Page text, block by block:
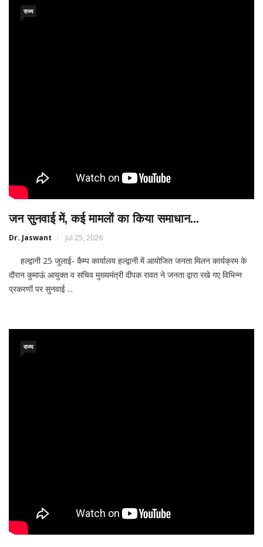
राज्य
जन सुनवाई में, कई मामलों का किया समाधान...
Dr. Jaswant Jul 25, 2026
हल्द्वानी 25 जुलाई- कैम्प कार्यालय हल्द्वानी में आयोजित जनता मिलन कार्यक्रम के
दौरान कुमाऊं आयुक्त व सचिव मुख्यमंत्री दीपक रावत ने जनता द्वारा रखे गए विभिन्न
प्रकरणों पर सुनवाई ...
राज्य